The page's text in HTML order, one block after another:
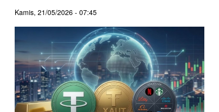
Kamis, 21/05/2026 - 07:45